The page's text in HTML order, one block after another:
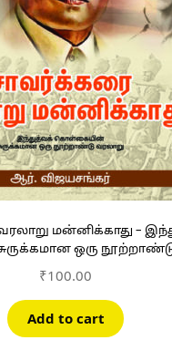
மன்னிக்காது –
ஒரு
₹100.00
Add to cart